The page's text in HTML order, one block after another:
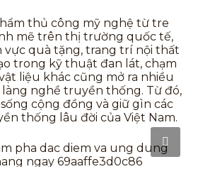
thủ công mỹ nghệ từ tre
mẽ trên thị trường quốc tế,
quà tặng, trang trí nội thất
trong kỹ thuật đan lát, chạm
liệu khác cũng mở ra nhiều
làng nghề truyền thống. Từ đó,
cộng đồng và giữ gìn các
thống lâu đời của Việt Nam.